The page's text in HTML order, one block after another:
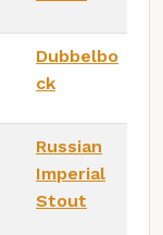
Dubbelbo
ck
Russian
Imperial
Stout